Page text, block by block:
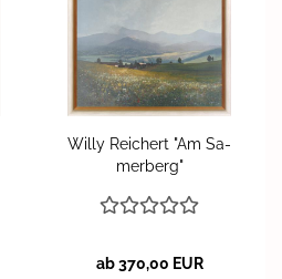
Willy Rei­chert "Am Sa­
mer­berg"
ab 370,00 EUR